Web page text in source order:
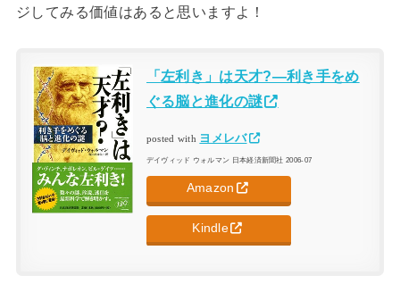
ジしてみる価値はあると思いますよ！
「左利き」は天才?―利き手をめ
ぐる脳と進化の謎
posted with ヨメレバ
デイヴィッド ウォルマン 日本経済新聞社 2006-07
Amazon
Kindle